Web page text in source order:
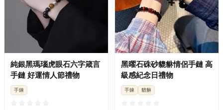
純銀黑瑪瑙虎眼石六字箴言
手鏈 好運情人節禮物
手鍊
黑曜石硃砂貔貅情侶手鏈 高
級感紀念日禮物
手鍊 貔貅